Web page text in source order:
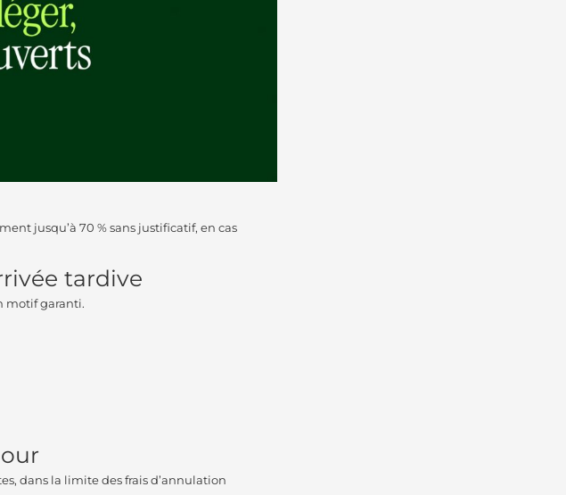
jusqu’à 70 % sans justificatif, en cas
tardive
motif garanti.
dans la limite des frais d’annulation